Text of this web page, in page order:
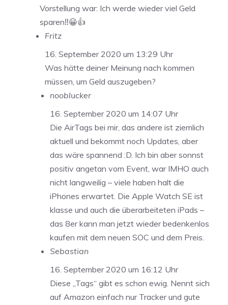
Vorstellung war: Ich werde wieder viel Geld
sparen‼️😀👍
Fritz
16. September 2020 um 13:29 Uhr
Was hätte deiner Meinung nach kommen
müssen, um Geld auszugeben?
nooblucker
16. September 2020 um 14:07 Uhr
Die AirTags bei mir, das andere ist ziemlich
aktuell und bekommt noch Updates, aber
das wäre spannend :D. Ich bin aber sonnst
positiv angetan vom Event, war IMHO auch
nicht langweilig – viele haben halt die
iPhones erwartet. Die Apple Watch SE ist
klasse und auch die überarbeiteten iPads –
das 8er kann man jetzt wieder bedenkenlos
kaufen mit dem neuen SOC und dem Preis.
Sebastian
16. September 2020 um 16:12 Uhr
Diese „Tags“ gibt es schon ewig. Nennt sich
auf Amazon einfach nur Tracker und gute